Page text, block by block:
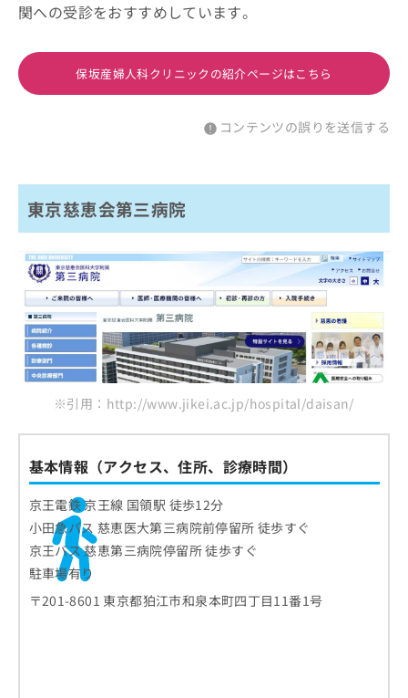
関への受診をおすすめしています。
保坂産婦人科クリニックの紹介ページはこちら
コンテンツの誤りを送信する
東京慈恵会第三病院
※引用：http://www.jikei.ac.jp/hospital/daisan/
基本情報（アクセス、住所、診療時間）
京王電鉄 京王線 国領駅 徒歩12分
小田急バス 慈恵医大第三病院前停留所 徒歩すぐ
京王バス 慈恵第三病院停留所 徒歩すぐ
駐車場有り
〒201-8601 東京都狛江市和泉本町四丁目11番1号